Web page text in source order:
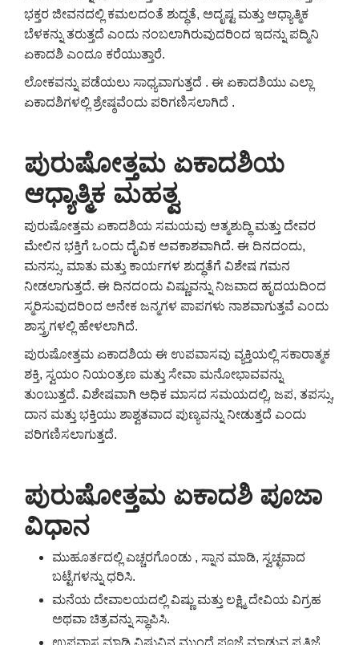
ಭಕ್ತರ ಜೀವನದಲ್ಲಿ ಕಮಲದಂತೆ ಶುದ್ಧತೆ, ಅದೃಷ್ಟ ಮತ್ತು ಆಧ್ಯಾತ್ಮಿಕ
ಬೆಳಕನ್ನು ತರುತ್ತದೆ ಎಂದು ನಂಬಲಾಗಿರುವುದರಿಂದ ಇದನ್ನು ಪದ್ಮಿನಿ
ಏಕಾದಶಿ ಎಂದೂ ಕರೆಯುತ್ತಾರೆ.
ಲೋಕವನ್ನು ಪಡೆಯಲು ಸಾಧ್ಯವಾಗುತ್ತದೆ . ಈ ಏಕಾದಶಿಯು ಎಲ್ಲಾ
ಏಕಾದಶಿಗಳಲ್ಲಿ ಶ್ರೇಷ್ಠವೆಂದು ಪರಿಗಣಿಸಲಾಗಿದೆ .
ಪುರುಷೋತ್ತಮ ಏಕಾದಶಿಯ
ಆಧ್ಯಾತ್ಮಿಕ ಮಹತ್ವ
ಪುರುಷೋತ್ತಮ ಏಕಾದಶಿಯ ಸಮಯವು ಆತ್ಮಶುದ್ಧಿ ಮತ್ತು ದೇವರ
ಮೇಲಿನ ಭಕ್ತಿಗೆ ಒಂದು ದೈವಿಕ ಅವಕಾಶವಾಗಿದೆ. ಈ ದಿನದಂದು,
ಮನಸ್ಸು, ಮಾತು ಮತ್ತು ಕಾರ್ಯಗಳ ಶುದ್ಧತೆಗೆ ವಿಶೇಷ ಗಮನ
ನೀಡಲಾಗುತ್ತದೆ. ಈ ದಿನದಂದು ವಿಷ್ಣುವನ್ನು ನಿಜವಾದ ಹೃದಯದಿಂದ
ಸ್ಮರಿಸುವುದರಿಂದ ಅನೇಕ ಜನ್ಮಗಳ ಪಾಪಗಳು ನಾಶವಾಗುತ್ತವೆ ಎಂದು
ಶಾಸ್ತ್ರಗಳಲ್ಲಿ ಹೇಳಲಾಗಿದೆ.
ಪುರುಷೋತ್ತಮ ಏಕಾದಶಿಯ ಈ ಉಪವಾಸವು ವ್ಯಕ್ತಿಯಲ್ಲಿ ಸಕಾರಾತ್ಮಕ
ಶಕ್ತಿ, ಸ್ವಯಂ ನಿಯಂತ್ರಣ ಮತ್ತು ಸೇವಾ ಮನೋಭಾವವನ್ನು
ತುಂಬುತ್ತದೆ. ವಿಶೇಷವಾಗಿ ಅಧಿಕ ಮಾಸದ ಸಮಯದಲ್ಲಿ, ಜಪ, ತಪಸ್ಸು,
ದಾನ ಮತ್ತು ಭಕ್ತಿಯು ಶಾಶ್ವತವಾದ ಪುಣ್ಯವನ್ನು ನೀಡುತ್ತದೆ ಎಂದು
ಪರಿಗಣಿಸಲಾಗುತ್ತದೆ.
ಪುರುಷೋತ್ತಮ ಏಕಾದಶಿ ಪೂಜಾ
ವಿಧಾನ
ಮುಹೂರ್ತದಲ್ಲಿ ಎಚ್ಚರಗೊಂಡು , ಸ್ನಾನ ಮಾಡಿ, ಸ್ವಚ್ಛವಾದ
ಬಟ್ಟೆಗಳನ್ನು ಧರಿಸಿ.
ಮನೆಯ ದೇವಾಲಯದಲ್ಲಿ ವಿಷ್ಣು ಮತ್ತು ಲಕ್ಷ್ಮಿ ದೇವಿಯ ವಿಗ್ರಹ
ಅಥವಾ ಚಿತ್ರವನ್ನು ಸ್ಥಾಪಿಸಿ.